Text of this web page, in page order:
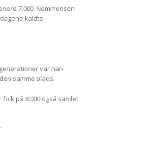
7.000. Nommensen
kaldte
var han
samme plads.
på 8.000 også samlet